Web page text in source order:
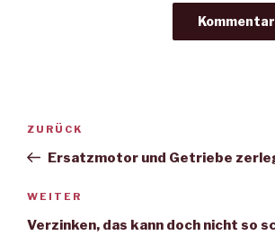
Beitragsnavigation
Vorheriger
Beitrag
ZURÜCK
Ersatzmotor und Getriebe
Nächster
Beitrag
WEITER
Verzinken, das kann doch nicht so